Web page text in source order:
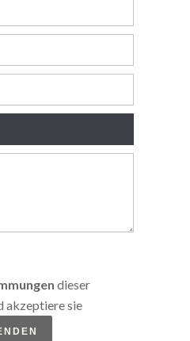
dieser
akzeptiere sie